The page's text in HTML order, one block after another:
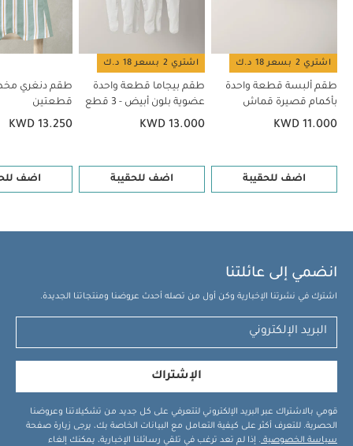
اشتري 2 بسعر 18 د.ك
طقم ألبسة قطعة واحدة
بأكمام قصيرة قماش
عضوي بلون أبيض - 5 قطع
KWD 11.000
اضف للحقيبة
اشتري 2 بسعر 18 د.ك
طقم بيجاما قطعة واحدة
عضوية بلون أبيض - 3 قطع
KWD 13.000
اضف للحقيبة
طقم دنغري
قطعتين
KWD 13.250
اضف
انضمي إلى عائلتنا
اشترك في نشرتنا الإخبارية وكن أول من تصله أحدث عروضنا ومنتجاتنا الجديدة.
الإشتراك
قومي بالاشتراك عبر البريد الإلكتروني لتتعرفي على كل جديد من تشكيلاتنا وعروضنا
الحصرية. للتعرف أكثر على كيفية التعامل مع البيانات الخاصة بك، يرجى زيارة صفحة
سياسة الخصوصية . إذا لم تعد ترغب في تلقي رسائلنا الإخبارية، يمكنك إلغاء